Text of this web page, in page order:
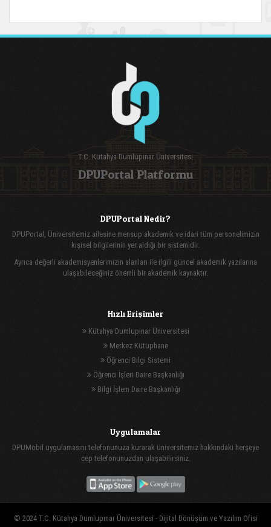
T.C. Kütahya Dumlupınar Üniversitesi
DPUPortal Platformu
DPUPortal Nedir?
DPUPortal, Üniversitemiz ailesine mensup akademik ve idari tüm personelimizin
kişisel bilgilerinin yer aldığı bir sistemidir.
Ayrıca değerli akademisyenlerimizin alanları ile ilgili güncel akademik yazılarına
ulaşabileceğiniz önemli bir akademik kaynaktır.
Hızlı Erişimler
Kütahya Dumlupınar Üniversitesi
Merkez Kütüphane
Öğrenci Bilgi Sistemi
Öğrenci İşleri Daire Başkanlığı
Bilgi İşlem Daire Başkanlığı
Uygulamalar
DPUMobil uygulamasını telefonunuza kurarak üniversitemiz hakkındaki herşeye
cep telefonunuzdan ulaşabilirsiniz.
© 2024 T.C. Kütahya Dumlupınar Üniversitesi - Dijital Dönüşüm ve Yazılım Ofisi